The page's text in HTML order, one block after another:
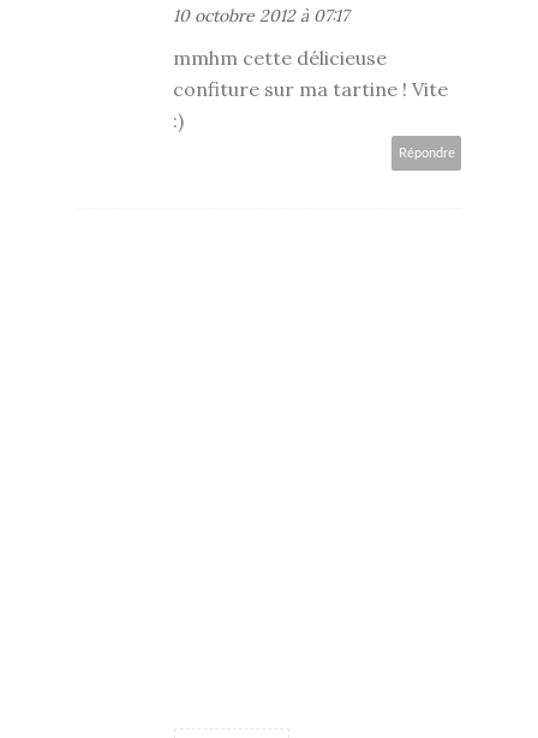
10 octobre 2012 à 07:17
mmhm cette délicieuse
confiture sur ma tartine ! Vite
:)
Répondre